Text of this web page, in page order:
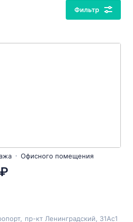
Фильтр
Офисного помещения
, пр-кт Ленинградский , 31Ас1